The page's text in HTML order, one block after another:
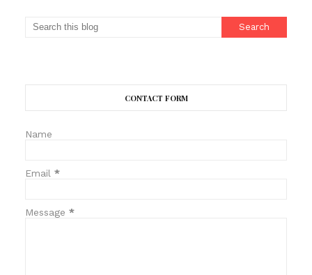
CONTACT FORM
Name
Email *
Message *